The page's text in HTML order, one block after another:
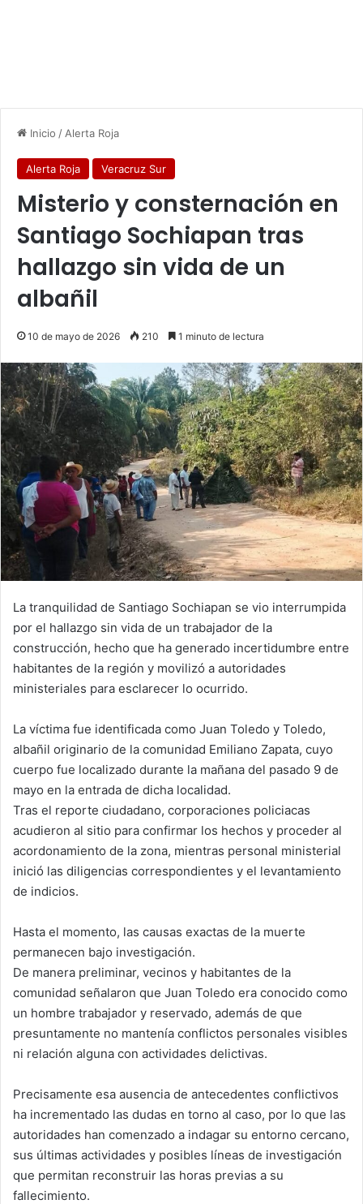
Inicio / Alerta Roja
Alerta Roja Veracruz Sur
Misterio y consternación en
Santiago Sochiapan tras
hallazgo sin vida de un
albañil
10 de mayo de 2026 210 1 minuto de lectura
La tranquilidad de Santiago Sochiapan se vio interrumpida
por el hallazgo sin vida de un trabajador de la
construcción, hecho que ha generado incertidumbre entre
habitantes de la región y movilizó a autoridades
ministeriales para esclarecer lo ocurrido.
La víctima fue identificada como Juan Toledo y Toledo,
albañil originario de la comunidad Emiliano Zapata, cuyo
cuerpo fue localizado durante la mañana del pasado 9 de
mayo en la entrada de dicha localidad.
Tras el reporte ciudadano, corporaciones policiacas
acudieron al sitio para confirmar los hechos y proceder al
acordonamiento de la zona, mientras personal ministerial
inició las diligencias correspondientes y el levantamiento
de indicios.
Hasta el momento, las causas exactas de la muerte
permanecen bajo investigación.
De manera preliminar, vecinos y habitantes de la
comunidad señalaron que Juan Toledo era conocido como
un hombre trabajador y reservado, además de que
presuntamente no mantenía conflictos personales visibles
ni relación alguna con actividades delictivas.
Precisamente esa ausencia de antecedentes conflictivos
ha incrementado las dudas en torno al caso, por lo que las
autoridades han comenzado a indagar su entorno cercano,
sus últimas actividades y posibles líneas de investigación
que permitan reconstruir las horas previas a su
fallecimiento.